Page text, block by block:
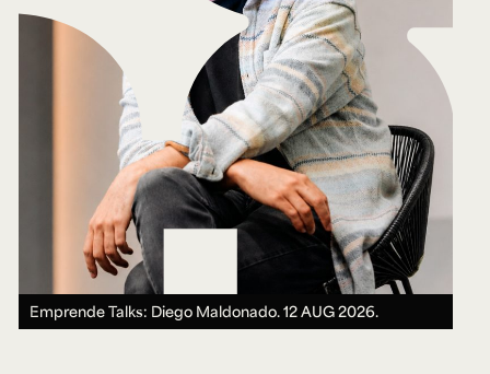
Emprende Talks: Diego Maldonado.12 AUG 2026.